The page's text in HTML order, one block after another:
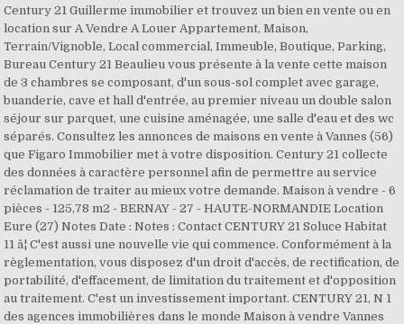
Century 21 Guillerme immobilier et trouvez un bien en vente ou en
location sur A Vendre A Louer Appartement, Maison,
Terrain/Vignoble, Local commercial, Immeuble, Boutique, Parking,
Bureau Century 21 Beaulieu vous présente à la vente cette maison
de 3 chambres se composant, d'un sous-sol complet avec garage,
buanderie, cave et hall d'entrée, au premier niveau un double salon
séjour sur parquet, une cuisine aménagée, une salle d'eau et des wc
séparés. Consultez les annonces de maisons en vente à Vannes (56)
que Figaro Immobilier met à votre disposition. Century 21 collecte
des données à caractère personnel afin de permettre au service
réclamation de traiter au mieux votre demande. Maison à vendre - 6
pièces - 125,78 m2 - BERNAY - 27 - HAUTE-NORMANDIE Location
Eure (27) Notes Date : Notes : Contact CENTURY 21 Soluce Habitat
11 â¦ C'est aussi une nouvelle vie qui commence. Conformément à la
règlementation, vous disposez d'un droit d'accès, de rectification, de
portabilité, d'effacement, de limitation du traitement et d'opposition
au traitement. C'est un investissement important. CENTURY 21, N 1
des agences immobilières dans le monde Maison à vendre Vannes